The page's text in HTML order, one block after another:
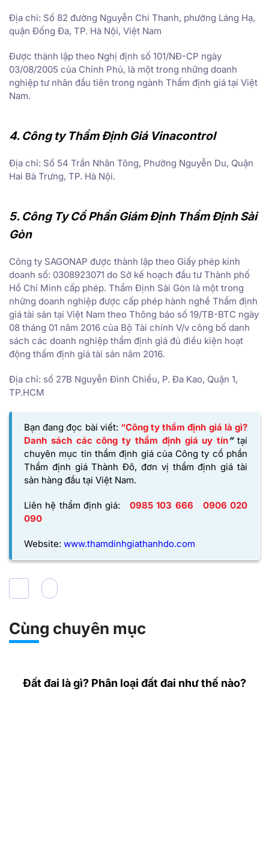
Địa chỉ: Số 82 đường Nguyễn Chí Thanh, phường Láng Hạ,
quận Đống Đa, TP. Hà Nội, Việt Nam
Được thành lập theo Nghị định số 101/NĐ-CP ngày
03/08/2005 của Chính Phủ, là một trong những doanh
nghiệp tư nhân đầu tiên trong ngành Thẩm định giá tại Việt
Nam.
4. Công ty Thẩm Định Giá Vinacontrol
Địa chỉ: Số 54 Trần Nhân Tông, Phường Nguyễn Du, Quận
Hai Bà Trưng, TP. Hà Nội.
5. Công Ty Cổ Phần Giám Định Thẩm Định Sài
Gòn
Công ty SAGONAP được thành lập theo Giấy phép kinh
doanh số: 0308923071 do Sở kế hoạch đầu tư Thành phố
Hồ Chí Minh cấp phép. Thẩm Định Sài Gòn là một trong
những doanh nghiệp được cấp phép hành nghề Thẩm định
giá tài sản tại Việt Nam theo Thông báo số 19/TB-BTC ngày
08 tháng 01 năm 2016 của Bộ Tài chính V/v công bố danh
sách các doanh nghiệp thẩm định giá đủ điều kiện hoạt
động thẩm định giá tài sản năm 2016.
Địa chỉ: số 27B Nguyễn Đình Chiểu, P. Đa Kao, Quận 1,
TP.HCM
Bạn đang đọc bài viết: “Công ty thẩm định giá là gì?
Danh sách các công ty thẩm định giá uy tín” tại
chuyên mục tin thẩm định giá của Công ty cổ phần
Thẩm định giá Thành Đô, đơn vị thẩm định giá tài
sản hàng đầu tại Việt Nam.
Liên hệ thẩm định giá: 0985 103 666
0906 020
090
Website: www.thamdinhgiathanhdo.com
Cùng chuyên mục
Đất đai là gì? Phân loại đất đai như thế nào?